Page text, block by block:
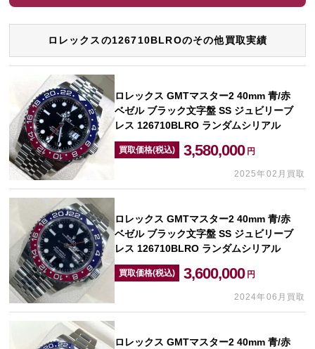
ロレックスの126710BLROのその他買取実績
ロレックス GMTマスター2 40mm 青/赤
ベゼル ブラック文字盤 SS ジュビリーブ
レス 126710BLRO ランダムシリアル
買取価格(税込) 3,580,000 円
2025年02月買取
ロレックス GMTマスター2 40mm 青/赤
ベゼル ブラック文字盤 SS ジュビリーブ
レス 126710BLRO ランダムシリアル
買取価格(税込) 3,600,000 円
2024年06月買取
ロレックス GMTマスター2 40mm 青/赤